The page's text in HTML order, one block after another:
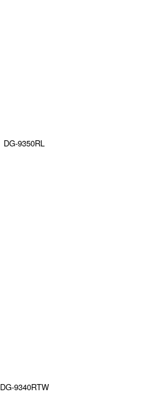
DG-9350RL
DG-9340RTW